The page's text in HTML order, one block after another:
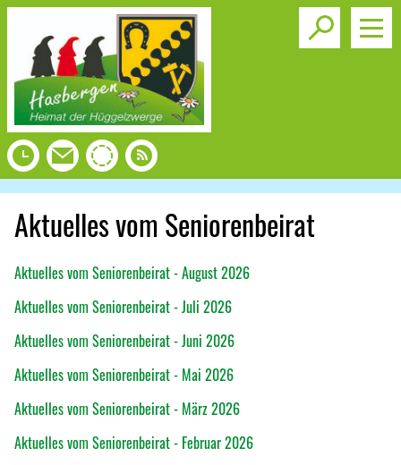
Toggle
Aktuelles vom Seniorenbeirat
Aktuelles vom Seniorenbeirat - August 2026
Aktuelles vom Seniorenbeirat - Juli 2026
Aktuelles vom Seniorenbeirat - Juni 2026
Aktuelles vom Seniorenbeirat - Mai 2026
Aktuelles vom Seniorenbeirat - März 2026
Aktuelles vom Seniorenbeirat - Februar 2026